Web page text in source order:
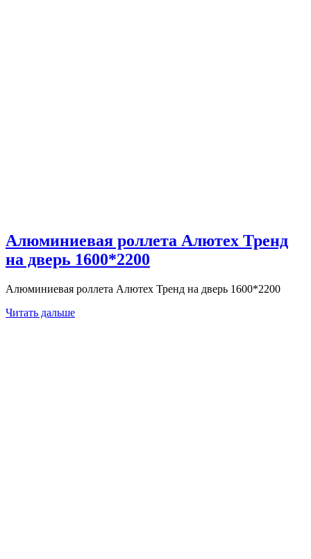
Алюминиевая роллета Алютех Тренд
на дверь 1600*2200
Алюминиевая роллета Алютех Тренд на дверь 1600*2200
Читать дальше